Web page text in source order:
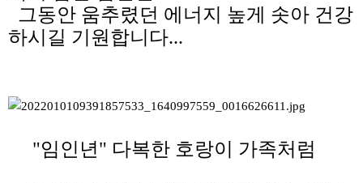
그동안 움추렸던 에너지 높게 솟아 건강
하시길 기원합니다...
"임인년" 다복한 호랑이 가족처럼